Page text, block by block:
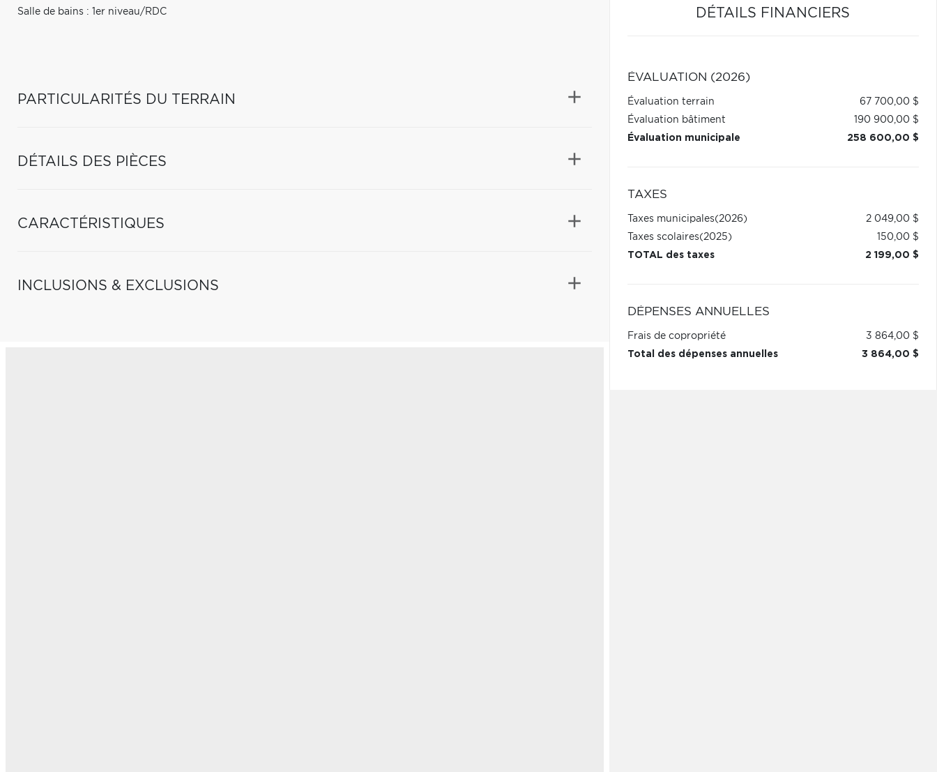
Salle de bains : 1er niveau/RDC
PARTICULARITÉS DU TERRAIN
DÉTAILS DES PIÈCES
CARACTÉRISTIQUES
INCLUSIONS & EXCLUSIONS
DÉTAILS FINANCIERS
ÉVALUATION (2026)
Évaluation terrain
67 700,00 $
Évaluation bâtiment
190 900,00 $
Évaluation municipale
258 600,00 $
TAXES
Taxes municipales(2026)
2 049,00 $
Taxes scolaires(2025)
150,00 $
TOTAL des taxes
2 199,00 $
DÉPENSES ANNUELLES
Frais de copropriété
3 864,00 $
Total des dépenses annuelles
3 864,00 $